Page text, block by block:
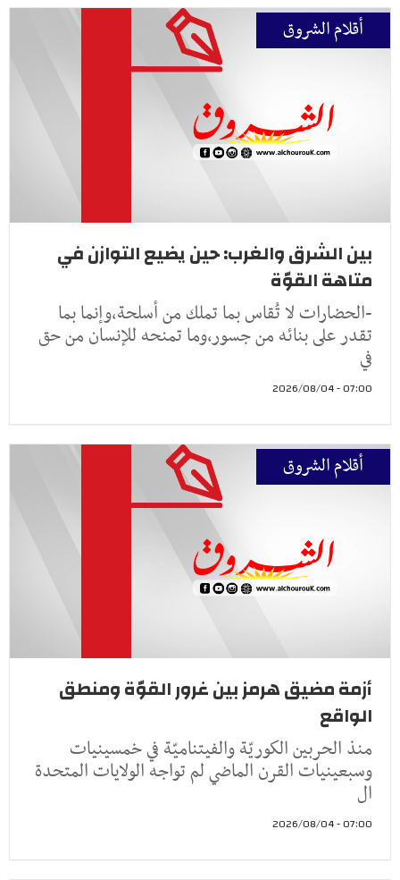
أقلام الشروق
بين الشرق والغرب: حين يضيع التوازن في
متاهة القوّة
-الحضارات لا تُقاس بما تملك من أسلحة،وإنما بما
تقدر على بنائه من جسور،وما تمنحه للإنسان من حق
في
07:00 - 2026/08/04
أقلام الشروق
أزمة مضيق هرمز بين غرور القوّة ومنطق
الواقع
منذ الحربين الكوريّة والفيتناميّة في خمسينيات
وسبعينيات القرن الماضي لم تواجه الولايات المتحدة
ال
07:00 - 2026/08/04